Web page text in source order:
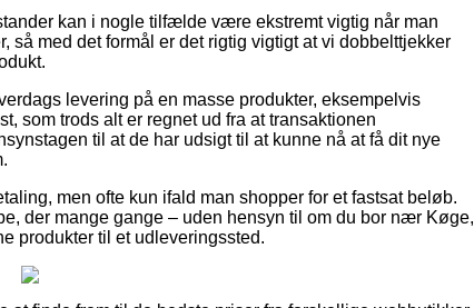
kan i nogle tilfælde være ekstremt vigtig når man
så med det formål er det rigtig vigtigt at vi dobbelttjekker
levering på en masse produkter, eksempelvis
som trods alt er regnet ud fra at transaktionen
til at de har udsigt til at kunne nå at få dit nye
men ofte kun ifald man shopper for et fastsat beløb.
der mange gange – uden hensyn til om du bor nær Køge,
produkter til et udleveringssted.